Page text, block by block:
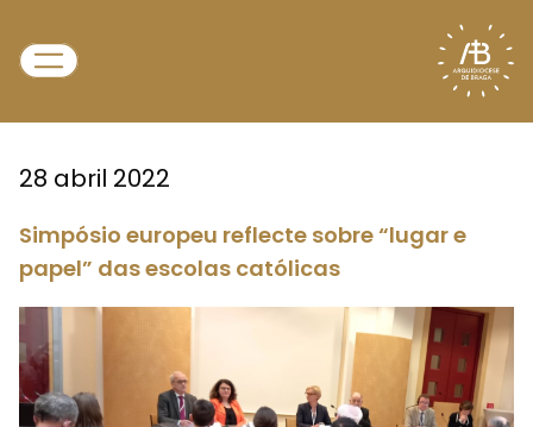
28 abril 2022
Simpósio europeu reflecte sobre “lugar e
papel” das escolas católicas